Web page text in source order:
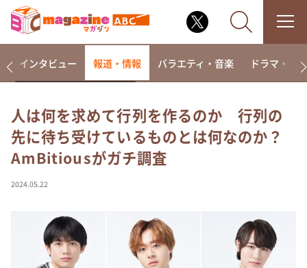
なるみ・岡村の過ぎるTV
相席食堂
これ余談なんですけど・・・
探偵！ナイトスクープ
news おかえり
インタビュー 報道・情報 バラエティ・音楽 ドラマ・映画
人は何を求めて行列を作るのか 行列の
先に待ち受けているものとは何なのか？
AmBitiousがガチ調査
2024.05.22